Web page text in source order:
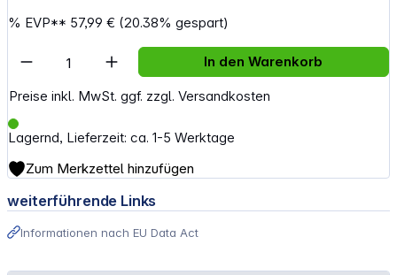
% EVP** 57,99 € (20.38% gespart)
Preise inkl. MwSt. ggf. zzgl. Versandkosten
Lagernd, Lieferzeit: ca. 1-5 Werktage
Artikel Anzahl: Gib den gewünschten
In den Warenkorb
Zum Merkzettel hinzufügen
weiterführende Links
Informationen nach EU Data Act